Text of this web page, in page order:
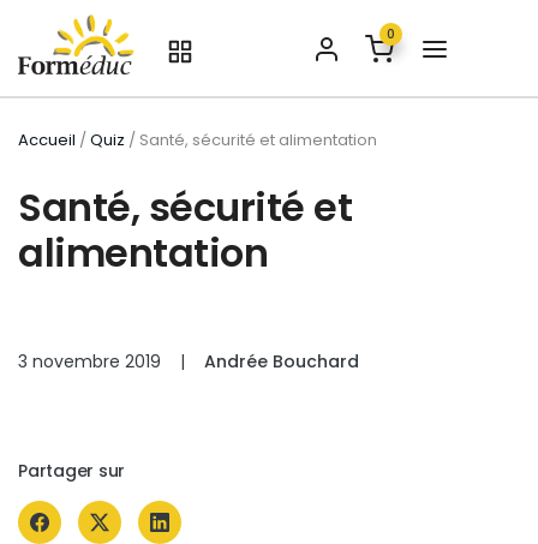
0
Accueil /Quiz / Santé, sécurité et alimentation
Santé, sécurité et
alimentation
3 novembre 2019 | Andrée Bouchard
Partager sur